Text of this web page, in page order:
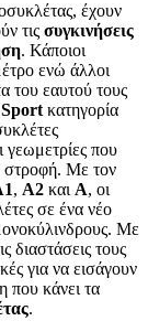
έχουν
τις συγκινήσεις
. Κάποιοι
ενώ άλλοι
του εαυτού τους
Sport κατηγορία
γεωμετρίες που
στροφή. Με τον
, Α2 και Α, οι
σε ένα νέο
Με
διαστάσεις τους
για να εισάγουν
που κάνει τα
.